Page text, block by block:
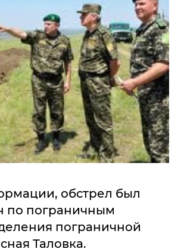
обстрел был
по пограничным
пограничной
Таловка.